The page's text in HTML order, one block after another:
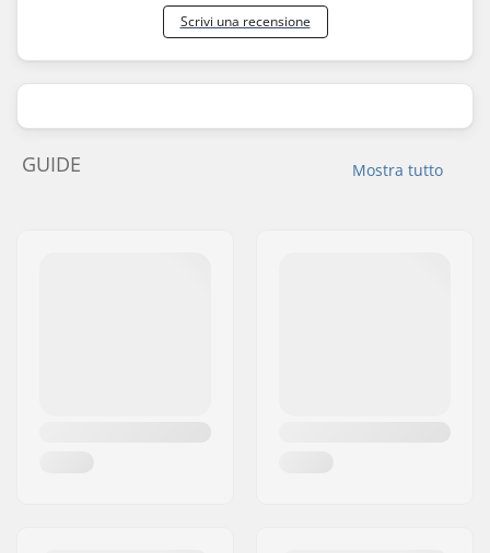
Scrivi una recensione
Mostra tutto
GUIDE